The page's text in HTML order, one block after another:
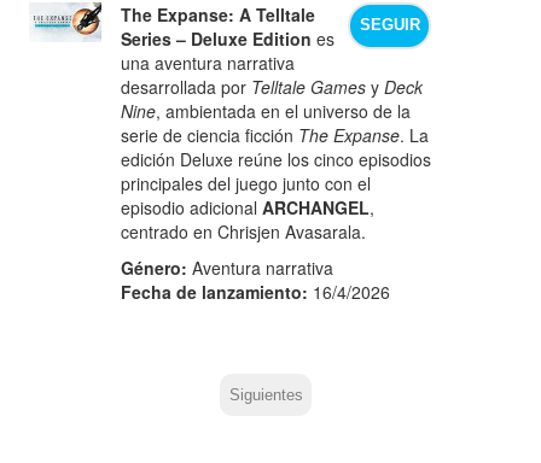
SEGUIR
The Expanse: A Telltale
Series – Deluxe Edition es
una aventura narrativa
desarrollada por Telltale Games yDeck
Nine, ambientada en el universo de la
serie de ciencia ficción The Expanse. La
edición Deluxe reúne los cinco episodios
principales del juego junto con el
episodio adicionalARCHANGEL,
centrado en Chrisjen Avasarala.
Género: Aventura narrativa
Fecha de lanzamiento: 16/4/2026
Siguientes